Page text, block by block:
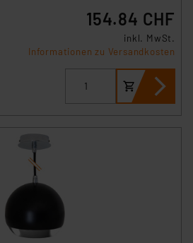
154.84 CHF
inkl. MwSt.
Informationen zu Versandkosten